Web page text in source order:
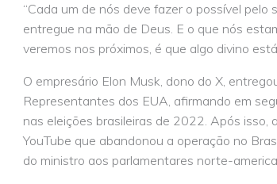
“Cada um de nós deve fazer o possível pelo
entregue na mão de Deus. E o que nós
veremos nos próximos, é que algo divino
O empresário Elon Musk, dono do X,
Representantes dos EUA, afirmando em
nas eleições brasileiras de 2022. Após isso,
YouTube que abandonou a operação no
do ministro aos parlamentares norte-